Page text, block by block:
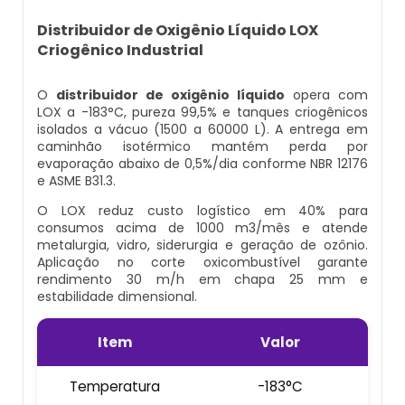
Equipamento Autônomo
Respiratória
Máscara Autônoma Com Cilindro De
Oxigenio
Equipamento De Respiração Autônoma
Preço
Cilindro De Oxigênio Com Máscara
Conjunto Autônomo De Ar
Respirador Autônomo Msa
Máscara Respiratória Com Ar Mandado
Aluguel Cilindro De Oxigênio Hospitalar
Ar Respirável Cilindro
Cilindro De Ar Comprimido Hospitalar
Cilindro De Ar Comprimido Mergulho
Cilindro De Ar Respirável A Venda
Cilindro De Ar Respirável Comprar
Respirador Ar Mandado
Respirador De Ar Mandado
Ar Mandado A Venda
Ar Mandado Preço
Ar Mandado Valor
Cilindro Ar Mandado
Comprar Ar Mandado
Distribuidor de Oxigênio Líquido LOX
Criogênico Industrial
O distribuidor de oxigênio líquido opera com
LOX a -183°C, pureza 99,5% e tanques criogênicos
isolados a vácuo (1500 a 60000 L). A entrega em
caminhão isotérmico mantém perda por
evaporação abaixo de 0,5%/dia conforme NBR 12176
e ASME B31.3.
O LOX reduz custo logístico em 40% para
consumos acima de 1000 m3/mês e atende
metalurgia, vidro, siderurgia e geração de ozônio.
Aplicação no corte oxicombustível garante
rendimento 30 m/h em chapa 25 mm e
estabilidade dimensional.
Item Valor
Temperatura -183°C